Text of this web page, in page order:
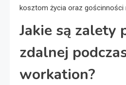
kosztom życia oraz gościnności
Jakie są zalety
zdalnej
workation?